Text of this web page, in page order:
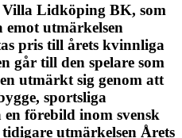
Lidköping BK, som
emot utmärkelsen
pris till årets kvinnliga
går till den spelare som
utmärkt sig genom att
sportsliga
förebild inom svensk
utmärkelsen Årets